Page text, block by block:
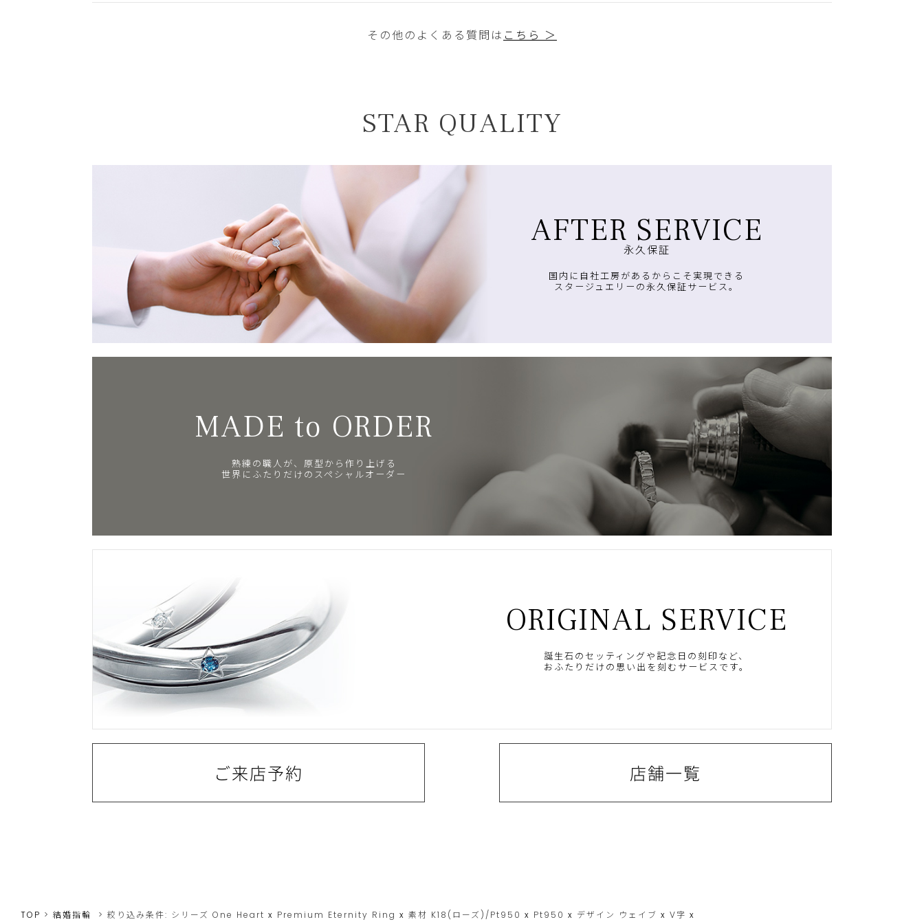
その他のよくある質問は こちら ＞
STAR QUALITY
AFTER SERVICE
永久保証
国内に自社工房があるからこそ実現できる
スタージュエリーの永久保証サービス。
MADE to ORDER
熟練の職人が、原型から作り上げる
世界にふたりだけのスペシャルオーダー
ORIGINAL SERVICE
誕生石のセッティングや記念日の刻印など、
おふたりだけの思い出を刻むサービスです。
ご来店予約 店舗一覧
TOP 結婚指輪 絞り込み条件: シリーズ One Heart x Premium Eternity Ring x 素材 K18(ローズ)/Pt950 x Pt950 x デザイン ウェイブ x V字 x